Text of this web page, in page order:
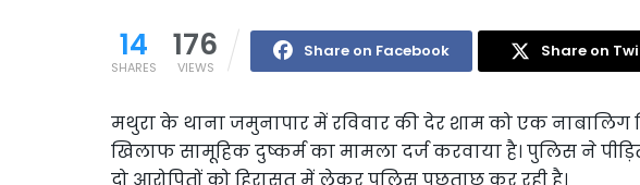
14
SHARES
176
VIEWS
Share on Facebook Share on
मथुरा के थाना जमुनापार में रविवार की देर शाम को एक नाबालिग
खिलाफ सामूहिक दुष्कर्म का मामला दर्ज करवाया है। पुलिस ने
दो आरोपितों को हिरासत में लेकर पुलिस पूछताछ कर रही है।